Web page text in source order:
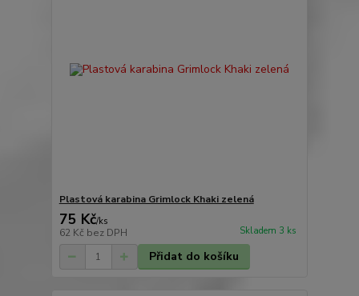
Plastová karabina Grimlock Khaki zelená
75 Kč/ks
62 Kč bez DPH Skladem 3 ks
Přidat do košíku